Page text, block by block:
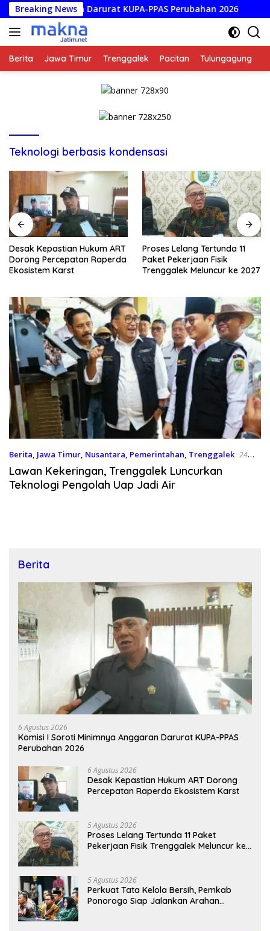
Langsung
ke
konten
Breaking NewsDarurat KUPA-PPAS Perubahan 2026
Berita Jawa Timur Trenggalek Pacitan Tulungagung
Teknologi berbasis kondensasi
Desak Kepastian Hukum ART
Dorong Percepatan Raperda
Ekosistem Karst
Proses Lelang Tertunda 11
Paket Pekerjaan Fisik
Trenggalek Meluncur ke 2027
Berita, Jawa Timur, Nusantara, Pemerintahan, Trenggalek 24
April 2026
Lawan Kekeringan, Trenggalek Luncurkan
Teknologi Pengolah Uap Jadi Air
Berita
6 Agustus 2026
Komisi I Soroti Minimnya Anggaran Darurat KUPA-PPAS
Perubahan 2026
6 Agustus 2026
Desak Kepastian Hukum ART Dorong
Percepatan Raperda Ekosistem Karst
5 Agustus 2026
Proses Lelang Tertunda 11 Paket
Pekerjaan Fisik Trenggalek Meluncur ke
5 Agustus 2026
Perkuat Tata Kelola Bersih, Pemkab
Ponorogo Siap Jalankan Arahan